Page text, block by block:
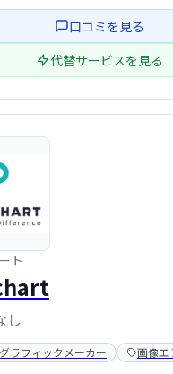
ロフェッショナルな仕上が
口コミを見る
代替サービスを見る
ト
し
ラフィックメーカー 画像エ